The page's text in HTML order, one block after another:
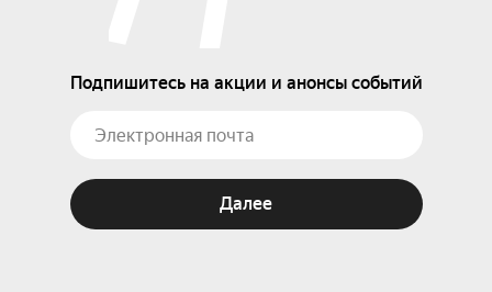
Подпишитесь на акции и анонсы событий
Далее